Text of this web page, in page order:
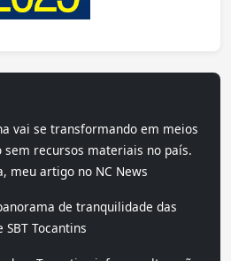
vai se transformando em meios
sem recursos materiais no país.
meu artigo no NC News
de tranquilidade das
SBT Tocantins